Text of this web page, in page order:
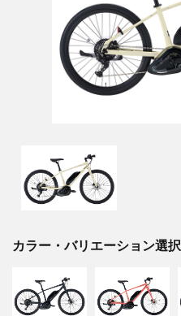
カラー・バリエーション選択